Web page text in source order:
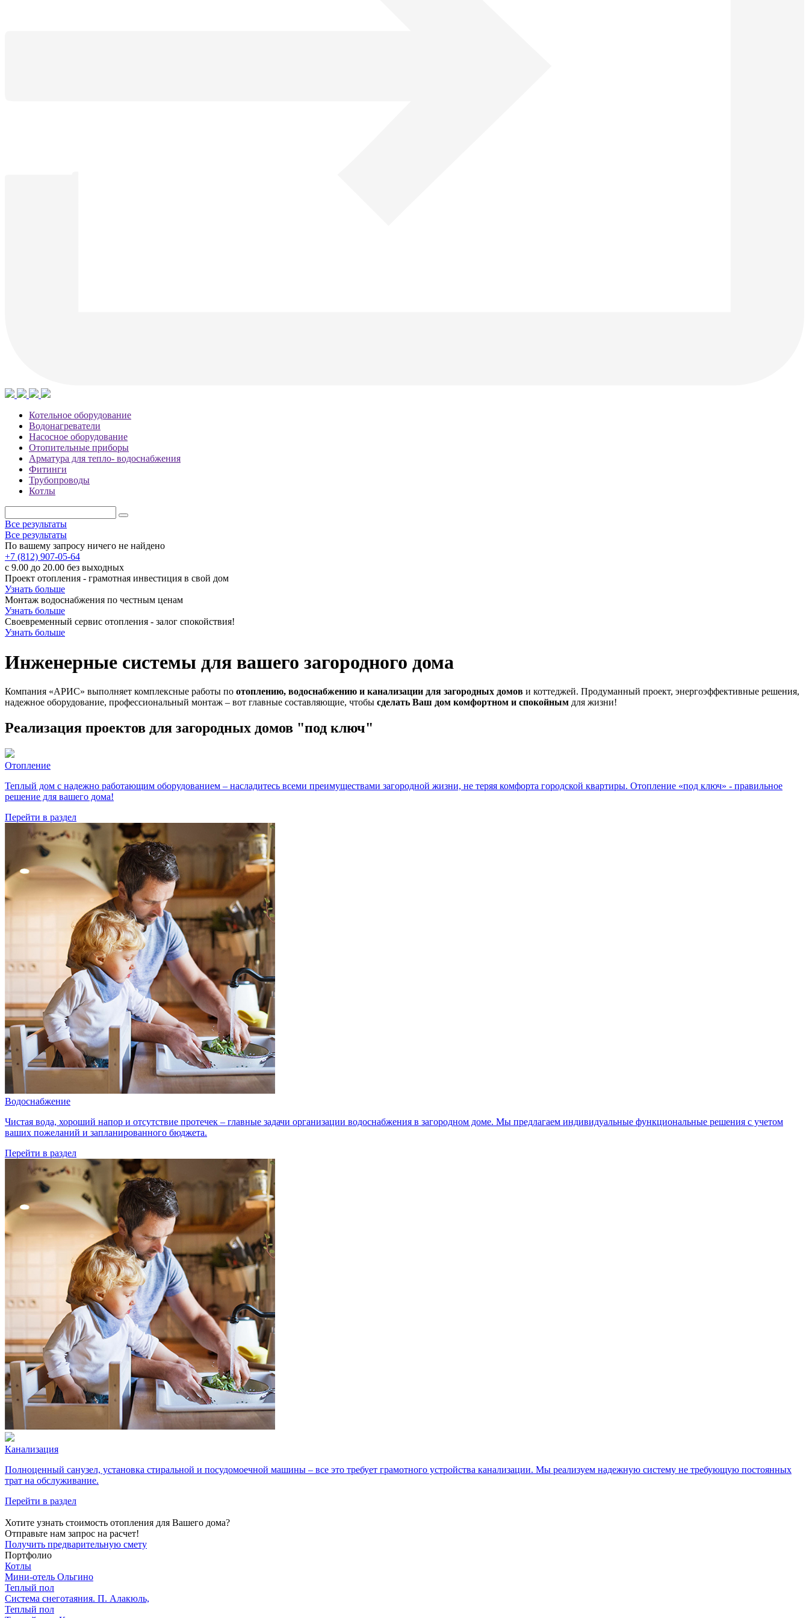
Котельное оборудование
Водонагреватели
Насосное оборудование
Отопительные приборы
Арматура для тепло- водоснабжения
Фитинги
Трубопроводы
Котлы
Все результаты
Все результаты
По вашему запросу ничего не найдено
+7 (812) 907-05-64
с 9.00 до 20.00 без выходных
Проект отопления - грамотная инвестиция в свой дом
Узнать больше
Монтаж водоснабжения по честным ценам
Узнать больше
Своевременный сервис отопления - залог спокойствия!
Узнать больше
Инженерные системы для вашего загородного дома
Компания «АРИС» выполняет комплексные работы по отоплению, водоснабжению и канализации для загородных домов и коттеджей. Продуманный проект, энергоэффективные решения,
надежное оборудование, профессиональный монтаж – вот главные составляющие, чтобы сделать Ваш дом комфортном и спокойным для жизни!
Реализация проектов для загородных домов "под ключ"
Отопление
Теплый дом с надежно работающим оборудованием – насладитесь всеми преимуществами загородной жизни, не теряя комфорта городской квартиры. Отопление «под ключ» - правильное
решение для вашего дома!
Перейти в раздел
Водоснабжение
Чистая вода, хороший напор и отсутствие протечек – главные задачи организации водоснабжения в загородном доме. Мы предлагаем индивидуальные функциональные решения с учетом
ваших пожеланий и запланированного бюджета.
Перейти в раздел
Канализация
Полноценный санузел, установка стиральной и посудомоечной машины – все это требует грамотного устройства канализации. Мы реализуем надежную систему не требующую постоянных
трат на обслуживание.
Перейти в раздел
Хотите узнать стоимость отопления для Вашего дома?
Отправьте нам запрос на расчет!
Получить предварительную смету
Портфолио
Котлы
Мини‑‏отель Ольгино
Теплый пол
Система снеготаяния. П. Алакюль,
Теплый пол